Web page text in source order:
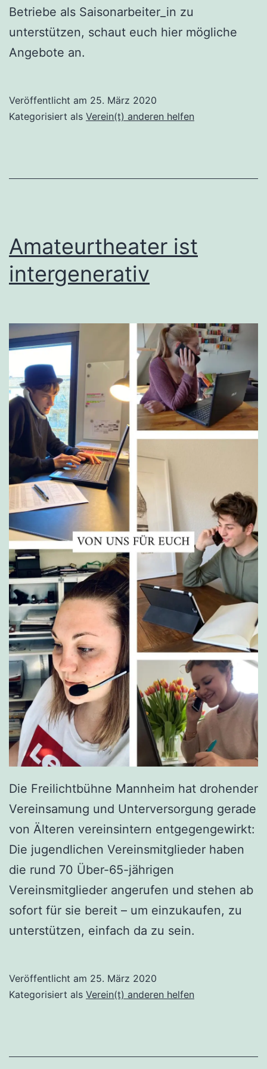
Betriebe als Saisonarbeiter_in zu
unterstützen, schaut euch hier mögliche
Angebote an.
Veröffentlicht am 25. März 2020
Kategorisiert als Verein(t) anderen helfen
Amateurtheater ist
intergenerativ
Die Freilichtbühne Mannheim hat drohender
Vereinsamung und Unterversorgung gerade
von Älteren vereinsintern entgegengewirkt:
Die jugendlichen Vereinsmitglieder haben
die rund 70 Über-65-jährigen
Vereinsmitglieder angerufen und stehen ab
sofort für sie bereit – um einzukaufen, zu
unterstützen, einfach da zu sein.
Veröffentlicht am 25. März 2020
Kategorisiert als Verein(t) anderen helfen